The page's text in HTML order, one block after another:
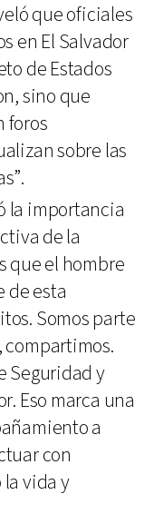
que oficiales
en El Salvador
de Estados
sino que
foros
sobre las
la importancia
de la
que el hombre
de esta
Somos parte
compartimos.
Seguridad y
Eso marca una
a
con
vida y